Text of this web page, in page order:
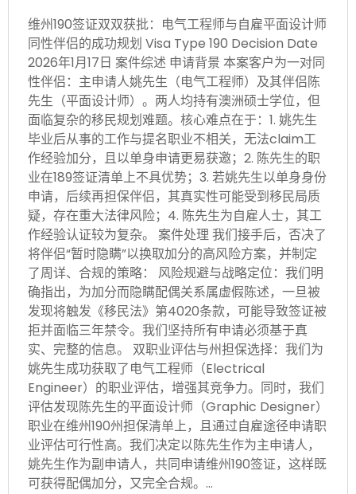
维州190签证双双获批：电气工程师与自雇平面设计师
同性伴侣的成功规划 Visa Type 190 Decision Date
2026年1月17日 案件综述 申请背景 本案客户为一对同
性伴侣：主申请人姚先生（电气工程师）及其伴侣陈
先生（平面设计师）。两人均持有澳洲硕士学位，但
面临复杂的移民规划难题。核心难点在于：1. 姚先生
毕业后从事的工作与提名职业不相关，无法claim工
作经验加分，且以单身申请更易获邀；2. 陈先生的职
业在189签证清单上不具优势；3. 若姚先生以单身身份
申请，后续再担保伴侣，其真实性可能受到移民局质
疑，存在重大法律风险；4. 陈先生为自雇人士，其工
作经验认证较为复杂。 案件处理 我们接手后，否决了
将伴侣“暂时隐瞒”以换取加分的高风险方案，并制定
了周详、合规的策略： 风险规避与战略定位：我们明
确指出，为加分而隐瞒配偶关系属虚假陈述，一旦被
发现将触发《移民法》第4020条款，可能导致签证被
拒并面临三年禁令。我们坚持所有申请必须基于真
实、完整的信息。 双职业评估与州担保选择：我们为
姚先生成功获取了电气工程师（Electrical
Engineer）的职业评估，增强其竞争力。同时，我们
评估发现陈先生的平面设计师（Graphic Designer）
职业在维州190州担保清单上，且通过自雇途径申请职
业评估可行性高。我们决定以陈先生作为主申请人，
姚先生作为副申请人，共同申请维州190签证，这样既
可获得配偶加分，又完全合规。…